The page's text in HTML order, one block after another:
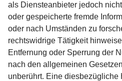
als Diensteanbieter jedoch
oder gespeicherte fremde
oder nach Umständen zu
rechtswidrige Tätigkeit
Entfernung oder Sperrung der
nach den allgemeinen
unberührt. Eine diesbezügliche